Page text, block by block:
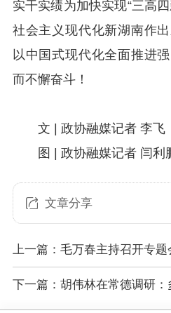
实干实绩为加快实现“三高
社会主义现代化新湖南作
以中国式现代化全面推进
而不懈奋斗！
文 | 政协融媒记者 李飞
图 | 政协融媒记者 闫利
文章分享
上一篇：毛万春主持召开专
底 推进作风建设走深走实
下一篇：胡伟林在常德调研